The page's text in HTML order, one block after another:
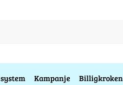
Kampanje Billigkroken